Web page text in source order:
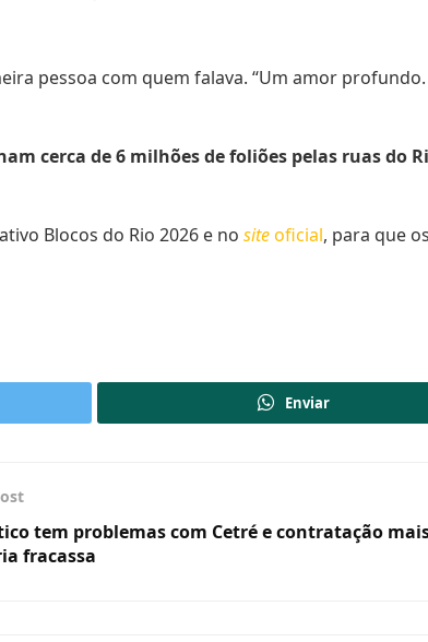
pessoa com quem falava. “Um amor
cerca de 6 milhões de foliões pelas ruas do
Blocos do Rio 2026 e no siteoficial, para que
Enviar
tem problemas com Cetré e contratação
fracassa